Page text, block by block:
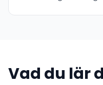
Vad du lär